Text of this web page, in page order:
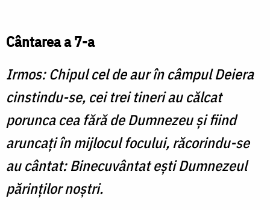
Cântarea a 7-a
Irmos: Chipul cel de aur în câmpul Deiera
cinstindu-se, cei trei tineri au călcat
porunca cea fără de Dumnezeu şi fiind
aruncaţi în mijlocul focului, răcorindu-se
au cântat: Binecuvântat eşti Dumnezeul
părinţilor noştri.